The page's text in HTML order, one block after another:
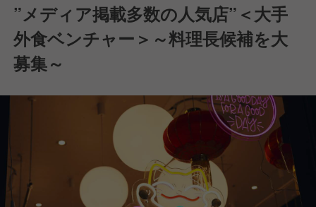
”メディア掲載多数の人気店”＜大手
外食ベンチャー＞～料理長候補を大
募集～